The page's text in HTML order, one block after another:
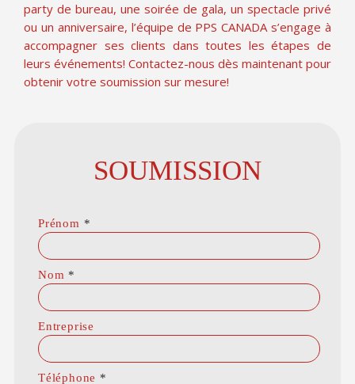
party de bureau, une soirée de gala, un spectacle privé
ou un anniversaire, l’équipe de PPS CANADA s’engage à
accompagner ses clients dans toutes les étapes de
leurs événements! Contactez-nous dès maintenant pour
obtenir votre soumission sur mesure!
SOUMISSION
Prénom *
Nom *
Entreprise
Téléphone *